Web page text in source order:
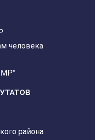
человека
района